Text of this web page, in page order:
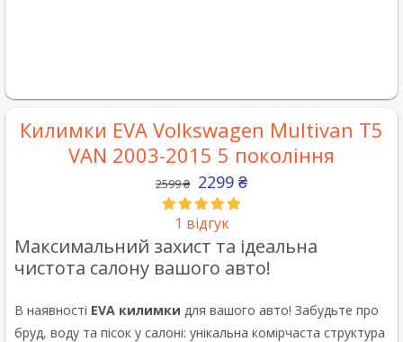
Килимки EVA Volkswagen Multivan T5
VAN 2003-2015 5 покоління
2599₴ 2299 ₴
1 відгук
Максимальний захист та ідеальна
чистота салону вашого авто!
В наявності EVA килимки для вашого авто! Забудьте про
бруд, воду та пісок у салоні: унікальна комірчаста структура